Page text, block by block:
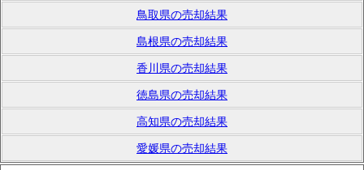
鳥取県の売却結果
島根県の売却結果
香川県の売却結果
徳島県の売却結果
高知県の売却結果
愛媛県の売却結果